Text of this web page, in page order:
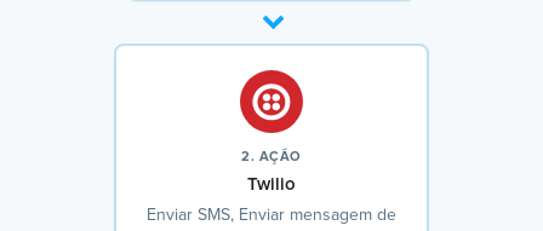
2. AÇÃO
Twilio
Enviar SMS, Enviar mensagem de